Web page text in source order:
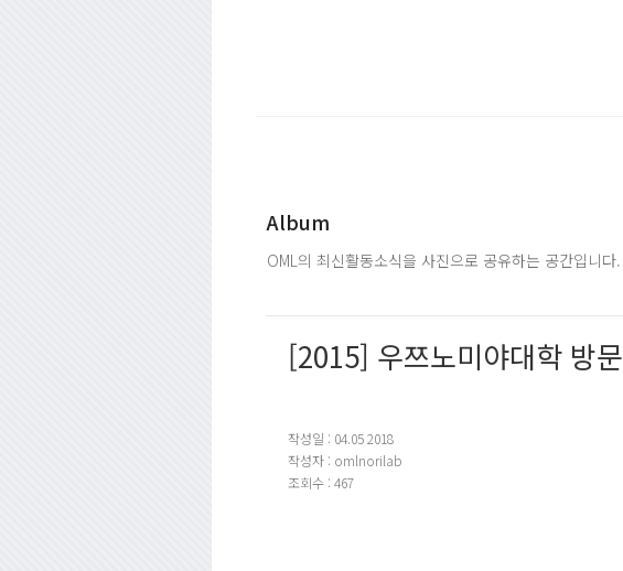
Album
OML의 최신활동소식을 사진으로 공유하는 공간입니다.
[2015] 우쯔노미야대학 방문
작성일 : 04.05 2018
작성자 : omlnorilab
조회수 : 467